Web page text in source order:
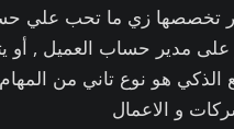
تقدر تخصصها زي ما تحب علي
مدير حساب العميل , أو
هو نوع تاني من المهام